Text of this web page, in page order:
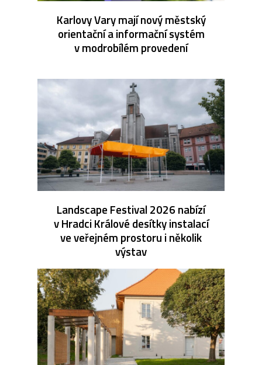
Karlovy Vary mají nový městský
orientační a informační systém
v modrobílém provedení
Landscape Festival 2026 nabízí
v Hradci Králové desítky instalací
ve veřejném prostoru i několik
výstav